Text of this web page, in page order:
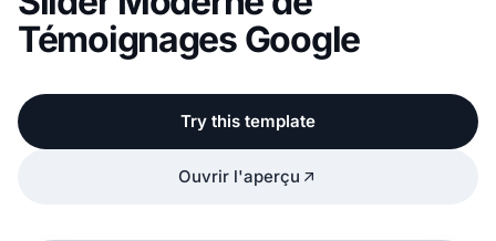
Témoignages Google
Try this template
Ouvrir l'aperçu